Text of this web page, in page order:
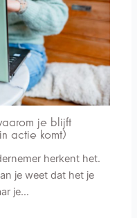
je blijft
actie komt)
herkent het.
je weet dat het je
je…